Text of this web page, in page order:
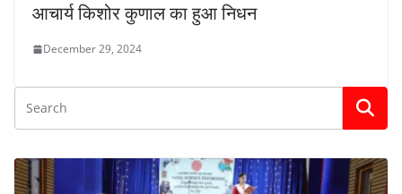
आचार्य किशोर कुणाल का हुआ निधन
December 29, 2024